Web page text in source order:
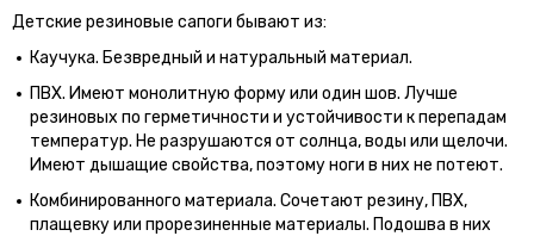
Детские резиновые сапоги бывают из:
Каучука. Безвредный и натуральный материал.
ПВХ. Имеют монолитную форму или один шов. Лучше
резиновых по герметичности и устойчивости к перепадам
температур. Не разрушаются от солнца, воды или щелочи.
Имеют дышащие свойства, поэтому ноги в них не потеют.
Комбинированного материала. Сочетают резину, ПВХ,
плащевку или прорезиненные материалы. Подошва в них